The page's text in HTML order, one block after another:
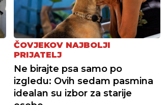
ČOVJEKOV NAJBOLJI
PRIJATELJ
Ne birajte psa samo po
izgledu: Ovih sedam pasmina
idealan su izbor za starije